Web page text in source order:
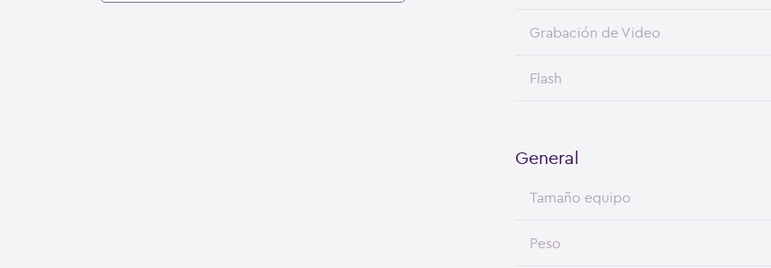
Grabación de Video
Flash
General
Tamaño equipo
Peso